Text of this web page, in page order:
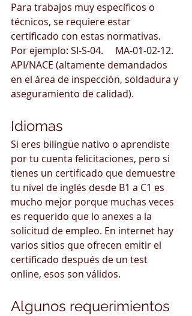
Para trabajos muy específicos o
técnicos, se requiere estar
certificado con estas normativas.
Por ejemplo: SI-S-04.     MA-01-02-12.
API/NACE (altamente demandados
en el área de inspección, soldadura y
aseguramiento de calidad).
Idiomas
Si eres bilingüe nativo o aprendiste
por tu cuenta felicitaciones, pero si
tienes un certificado que demuestre
tu nivel de inglés desde B1 a C1 es
mucho mejor porque muchas veces
es requerido que lo anexes a la
solicitud de empleo. En internet hay
varios sitios que ofrecen emitir el
certificado después de un test
online, esos son válidos.
Algunos requerimientos